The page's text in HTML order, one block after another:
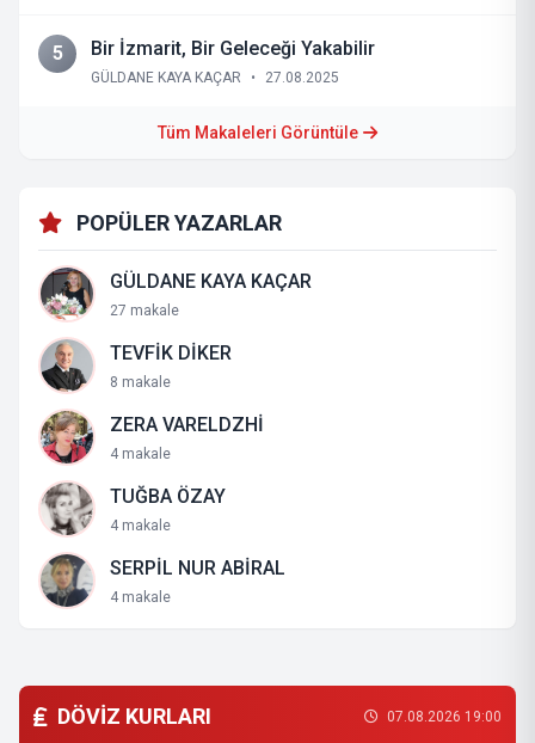
5 Bir İzmarit, Bir Geleceği Yakabilir
GÜLDANE KAYA KAÇAR • 27.08.2025
Tüm Makaleleri Görüntüle
POPÜLER YAZARLAR
GÜLDANE KAYA KAÇAR
27 makale
TEVFİK DİKER
8 makale
ZERA VARELDZHİ
4 makale
TUĞBA ÖZAY
4 makale
SERPİL NUR ABİRAL
4 makale
DÖVİZ KURLARI 07.08.2026 19:00